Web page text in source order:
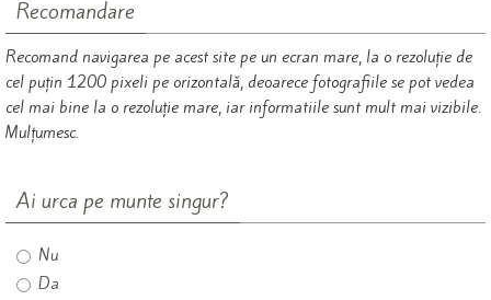
Recomandare
Recomand navigarea pe acest site pe un ecran mare, la o rezoluție de
cel puțin 1200 pixeli pe orizontală, deoarece fotografiile se pot vedea
cel mai bine la o rezoluție mare, iar informatiile sunt mult mai vizibile.
Mulțumesc.
Ai urca pe munte singur?
Nu
Da